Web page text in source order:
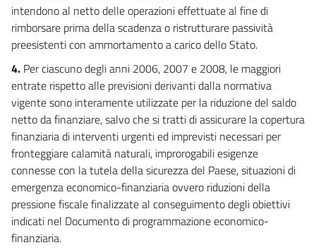
intendono al netto delle operazioni effettuate al fine di
rimborsare prima della scadenza o ristrutturare passività
preesistenti con ammortamento a carico dello Stato.
4. Per ciascuno degli anni 2006, 2007 e 2008, le maggiori
entrate rispetto alle previsioni derivanti dalla normativa
vigente sono interamente utilizzate per la riduzione del saldo
netto da finanziare, salvo che si tratti di assicurare la copertura
finanziaria di interventi urgenti ed imprevisti necessari per
fronteggiare calamità naturali, improrogabili esigenze
connesse con la tutela della sicurezza del Paese, situazioni di
emergenza economico-finanziaria ovvero riduzioni della
pressione fiscale finalizzate al conseguimento degli obiettivi
indicati nel Documento di programmazione economico-
finanziaria.